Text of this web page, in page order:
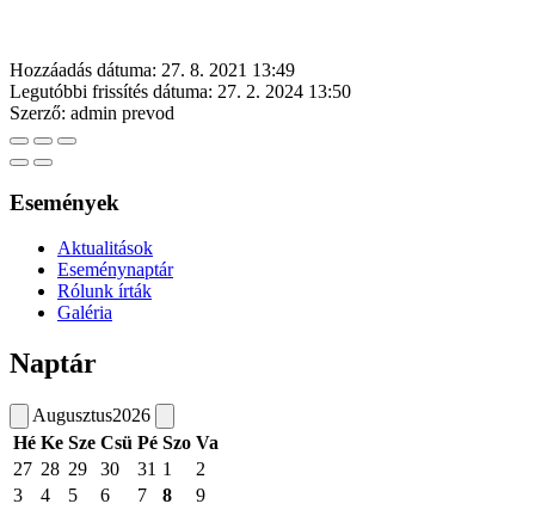
Hozzáadás dátuma: 27. 8. 2021 13:49
Legutóbbi frissítés dátuma: 27. 2. 2024 13:50
Szerző: admin prevod
Események
Aktualitások
Eseménynaptár
Rólunk írták
Galéria
Naptár
Augusztus2026
Hé Ke Sze Csü Pé Szo Va
27 28 29 30 31 1
2
3
4 5 6 7 8
9